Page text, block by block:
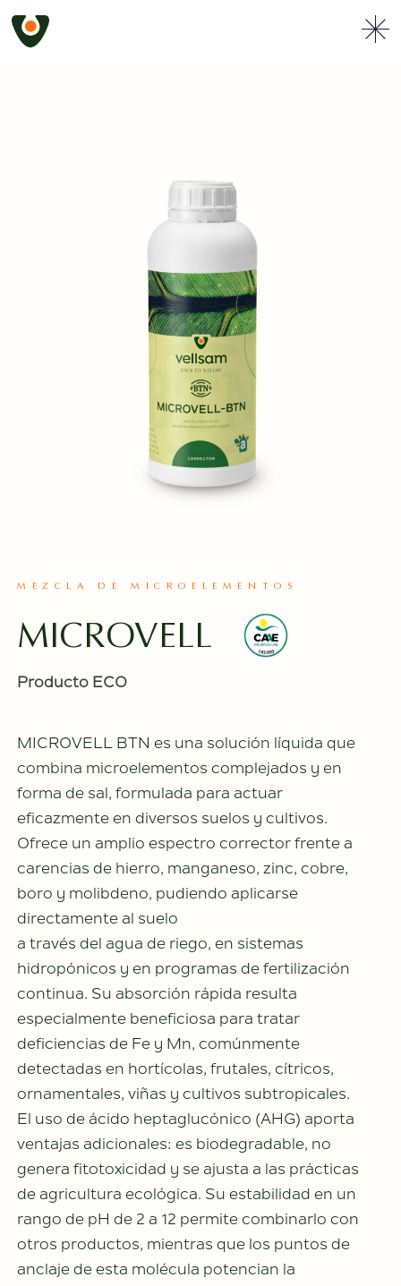
MEZCLA DE MICROELEMENTOS
MICROVELL
Producto ECO
MICROVELL BTN es una solución líquida que
combina microelementos complejados y en
forma de sal, formulada para actuar
eficazmente en diversos suelos y cultivos.
Ofrece un amplio espectro corrector frente a
carencias de hierro, manganeso, zinc, cobre,
boro y molibdeno, pudiendo aplicarse
directamente al suelo
a través del agua de riego, en sistemas
hidropónicos y en programas de fertilización
continua. Su absorción rápida resulta
especialmente beneficiosa para tratar
deficiencias de Fe y Mn, comúnmente
detectadas en hortícolas, frutales, cítricos,
ornamentales, viñas y cultivos subtropicales.
El uso de ácido heptaglucónico (AHG) aporta
ventajas adicionales: es biodegradable, no
genera fitotoxicidad y se ajusta a las prácticas
de agricultura ecológica. Su estabilidad en un
rango de pH de 2 a 12 permite combinarlo con
otros productos, mientras que los puntos de
anclaje de esta molécula potencian la